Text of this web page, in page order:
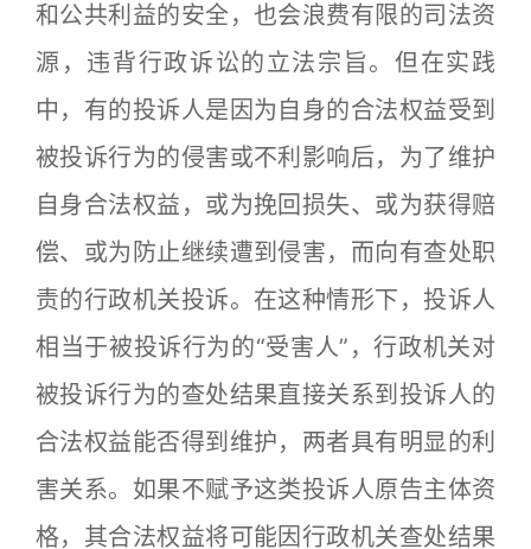
和公共利益的安全，也会浪费有限的司法资
源，违背行政诉讼的立法宗旨。但在实践
中，有的投诉人是因为自身的合法权益受到
被投诉行为的侵害或不利影响后，为了维护
自身合法权益，或为挽回损失、或为获得赔
偿、或为防止继续遭到侵害，而向有查处职
责的行政机关投诉。在这种情形下，投诉人
相当于被投诉行为的“受害人”，行政机关对
被投诉行为的查处结果直接关系到投诉人的
合法权益能否得到维护，两者具有明显的利
害关系。如果不赋予这类投诉人原告主体资
格，其合法权益将可能因行政机关查处结果